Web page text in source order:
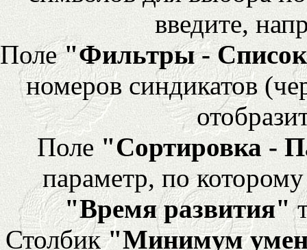
введите,
Поле"Фильтры - Список
номеров синдикатов
Поле "Сортировка -
параметр, по
"Время развития"
Столбик"Минимум